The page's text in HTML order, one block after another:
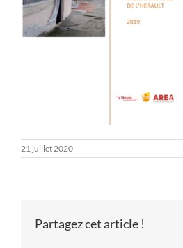
21 juillet 2020
Partagez cet article !